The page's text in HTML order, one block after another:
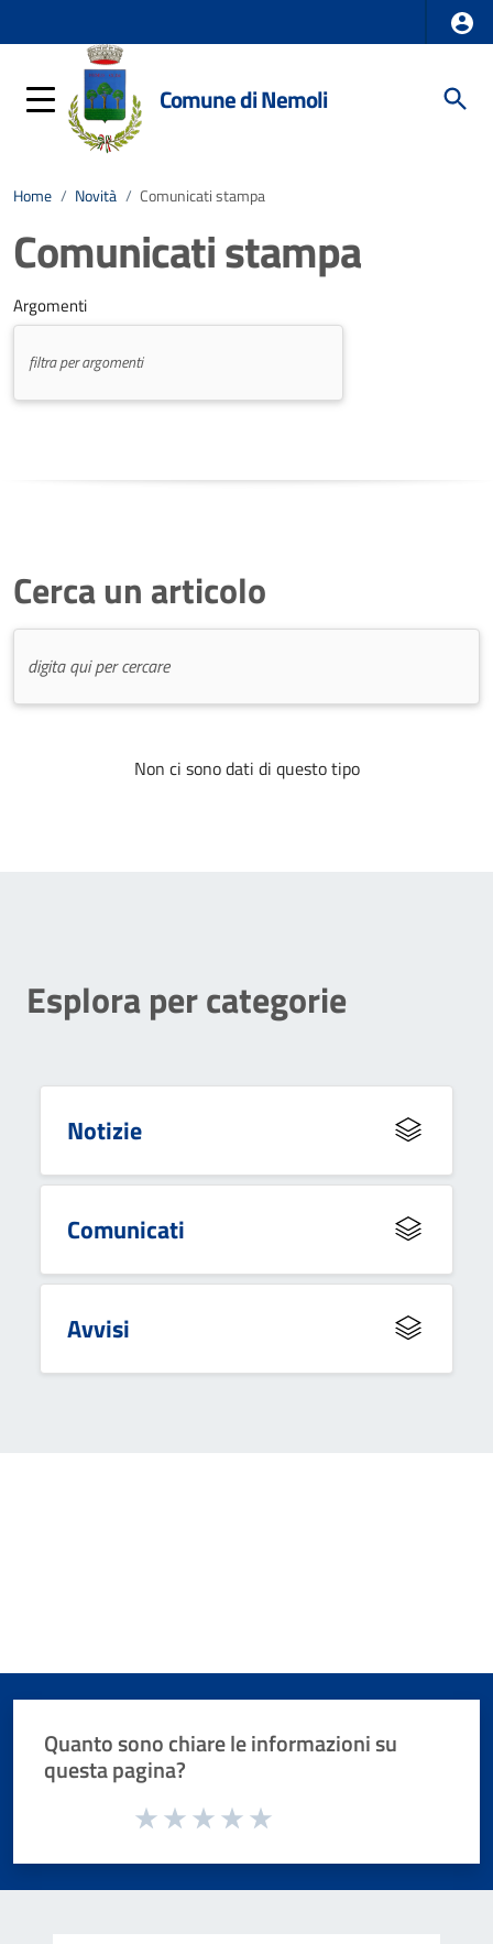
Comune di Nemoli
Home / Novità / Comunicati stampa
Comunicati stampa
Argomenti
Cerca un articolo
Non ci sono dati di questo tipo
Esplora per categorie
Notizie
Comunicati
Avvisi
Quanto sono chiare le informazioni su
questa pagina?
Valuta da 1 a 5 stelle la pagina